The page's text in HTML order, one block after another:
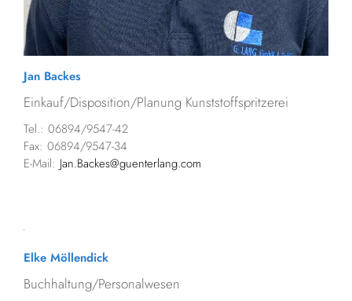
Jan Backes
Einkauf/Disposition/Planung Kunststoffspritzerei
Tel.: 06894/9547-42
Fax: 06894/9547-34
E-Mail: Jan.Backes@guenterlang.com
Elke Möllendick
Buchhaltung/Personalwesen